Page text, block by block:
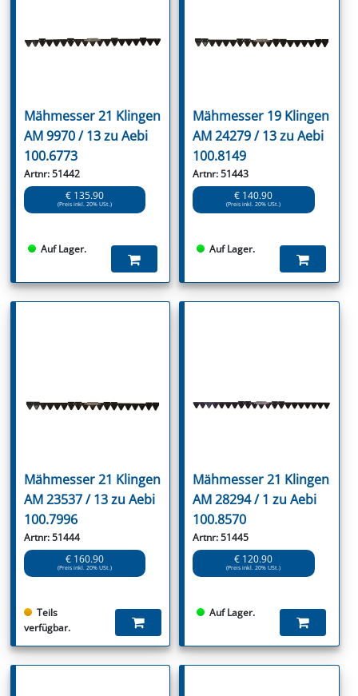
Mähmesser 21 Klingen
AM 9970 / 13 zu Aebi
100.6773
Artnr: 51442
€ 135.90
(Preis inkl. 20% USt.)
Auf Lager.
Mähmesser 19 Klingen
AM 24279 / 13 zu Aebi
100.8149
Artnr: 51443
€ 140.90
(Preis inkl. 20% USt.)
Auf Lager.
Mähmesser 21 Klingen
AM 23537 / 13 zu Aebi
100.7996
Artnr: 51444
€ 160.90
(Preis inkl. 20% USt.)
Teils
verfügbar.
Mähmesser 21 Klingen
AM 28294 / 1 zu Aebi
100.8570
Artnr: 51445
€ 120.90
(Preis inkl. 20% USt.)
Auf Lager.